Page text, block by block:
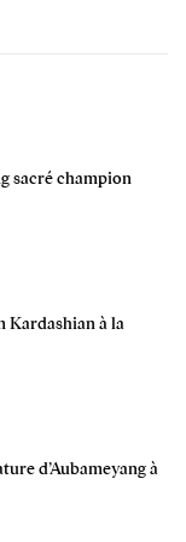
sacré champion
Kardashian à la
d’Aubameyang à